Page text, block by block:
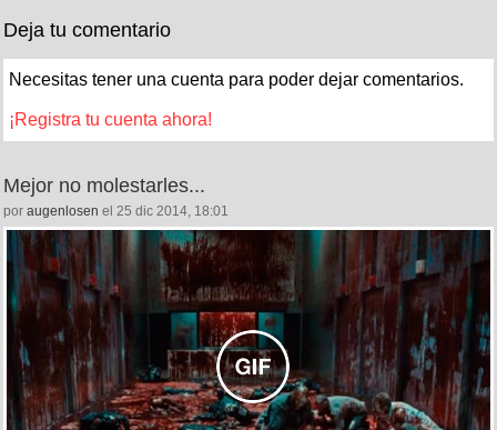
Deja tu comentario
Necesitas tener una cuenta para poder dejar comentarios.
¡Registra tu cuenta ahora!
Mejor no molestarles...
por augenlosen el 25 dic 2014, 18:01